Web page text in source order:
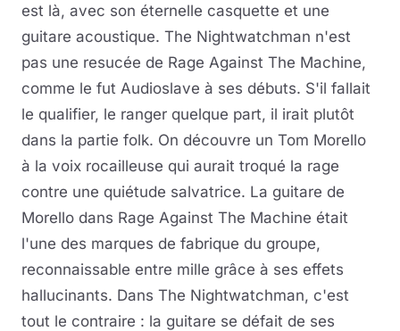
est là, avec son éternelle casquette et une
guitare acoustique. The Nightwatchman n'est
pas une resucée de Rage Against The Machine,
comme le fut Audioslave à ses débuts. S'il fallait
le qualifier, le ranger quelque part, il irait plutôt
dans la partie folk. On découvre un Tom Morello
à la voix rocailleuse qui aurait troqué la rage
contre une quiétude salvatrice. La guitare de
Morello dans Rage Against The Machine était
l'une des marques de fabrique du groupe,
reconnaissable entre mille grâce à ses effets
hallucinants. Dans The Nightwatchman, c'est
tout le contraire : la guitare se défait de ses